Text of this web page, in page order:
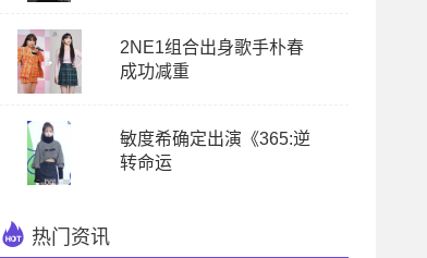
2NE1组合出身歌手朴春
成功减重
敏度希确定出演《365:逆
转命运
热门资讯